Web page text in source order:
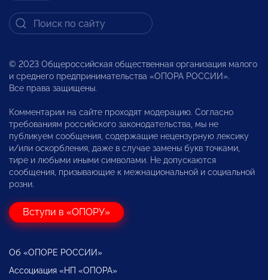
© 2023 Общероссийская общественная организация малого
и среднего предпринимательства «ОПОРА РОССИИ».
Все права защищены.
Комментарии на сайте проходят модерацию. Согласно
требованиям российского законодательства, мы не
публикуем сообщения, содержащие нецензурную лексику
и/или оскорбления, даже в случае замены букв точками,
тире и любыми иными символами. Не допускаются
сообщения, призывающие к межнациональной и социальной
розни.
Вступи в «ОПОРУ»
Об «ОПОРЕ РОССИИ»
Ассоциация «НП «ОПОРА»